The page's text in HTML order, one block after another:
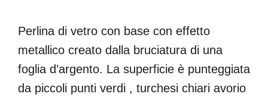
Perlina di vetro con base con effetto
metallico creato dalla bruciatura di una
foglia d’argento. La superficie è punteggiata
da piccoli punti verdi , turchesi chiari avorio